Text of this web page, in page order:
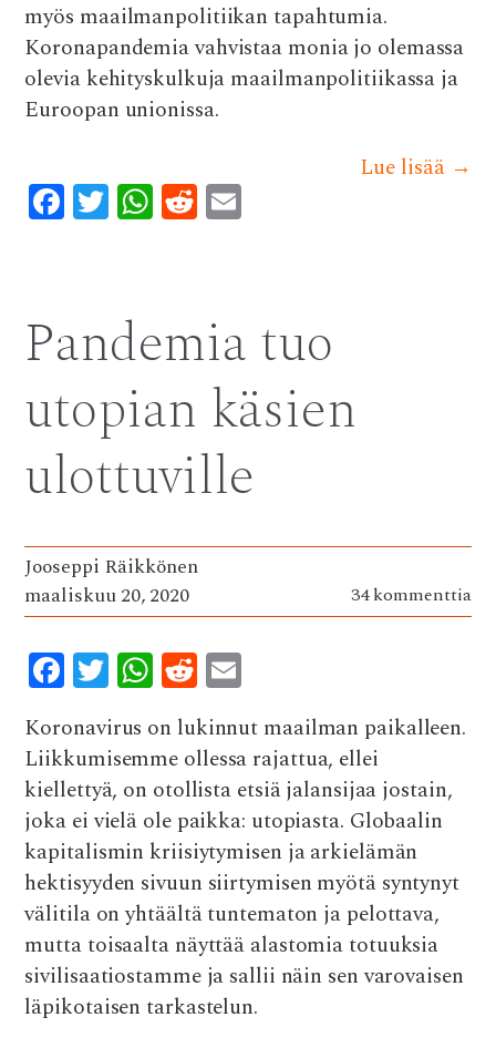
myös maailmanpolitiikan tapahtumia.
Koronapandemia vahvistaa monia jo olemassa
olevia kehityskulkuja maailmanpolitiikassa ja
Euroopan unionissa.
Lue lisää →
F
ac
o
o
k
T
w
te
r
W
h
A
p
p
R
e
t
Pandemia tuo
utopian käsien
ulottuville
Jooseppi Räikkönen
maaliskuu 20, 2020
34 kommenttia
F
ac
e
b
o
o
k
T
w
it
te
r
W
h
at
s
A
p
p
R
e
d
di
t
ai
l
Koronavirus on lukinnut maailman paikalleen.
Liikkumisemme ollessa rajattua, ellei
kiellettyä, on otollista etsiä jalansijaa jostain,
joka ei vielä ole paikka: utopiasta. Globaalin
kapitalismin kriisiytymisen ja arkielämän
hektisyyden sivuun siirtymisen myötä syntynyt
välitila on yhtäältä tuntematon ja pelottava,
mutta toisaalta näyttää alastomia totuuksia
sivilisaatiostamme ja sallii näin sen varovaisen
läpikotaisen tarkastelun.